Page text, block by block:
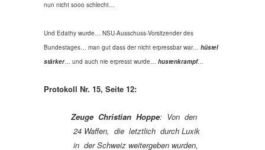
nun nicht sooo schlecht…
Und Edathy wurde… NSU-Ausschuss-Vorsitzender des
Bundestages… man gut dass der nicht erpressbar war… hüstel
stärker… und auch nie erpresst wurde… hustenkrampf…
Protokoll Nr. 15, Seite 12:
Zeuge Christian Hoppe: Von den
24 Waffen, die letztlich durch Luxik
in der Schweiz weitergeben wurden,